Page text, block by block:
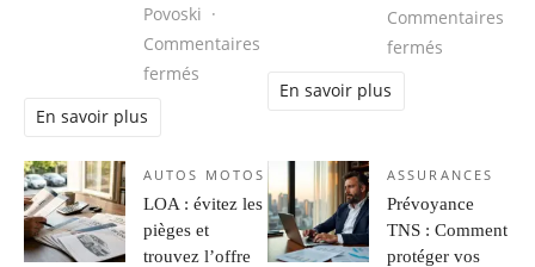
Povoski
Commentaires
fermés
En savoir plus
Commentaires
fermés
En savoir plus
AUTOS MOTOS
LOA : évitez les
pièges et
trouvez l’offre
ASSURANCES
Prévoyance
TNS : Comment
protéger vos